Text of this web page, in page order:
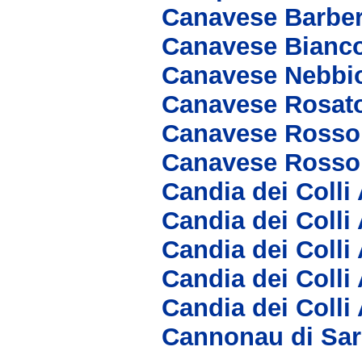
Canavese
Canavese
Canavese
Canavese
Canavese
Canavese
Candia dei Colli
Candia dei Colli
Candia dei Colli
Candia dei Colli
Candia dei Colli
Cannonau di